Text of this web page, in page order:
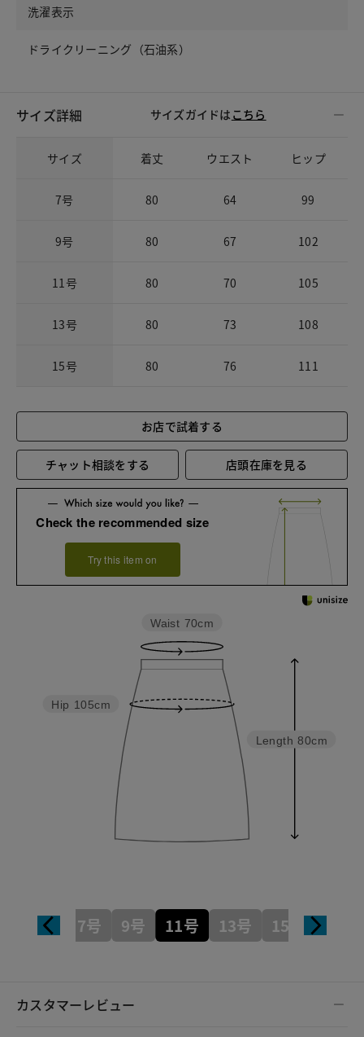
洗濯表示
ドライクリーニング（石油系）
サイズ詳細 サイズガイドは こちら
サイズ 着丈 ウエスト ヒップ
7号 80 64 99
9号 80 67 102
11号 80 70 105
13号 80 73 108
15号 80 76 111
お店で試着する
チャット相談をする 店頭在庫を見る
Check the recommended size
Try this item on
Length 80cm
Hip 105cm
Waist 70cm
7号 9号 11号 13号 15号
カスタマーレビュー